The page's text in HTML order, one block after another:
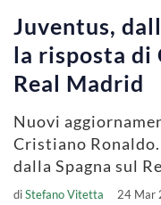
Juventus,
la risposta di
Real Madrid
Nuovi
Cristiano
dalla Spagna sul
diStefano Vitetta 24 Mar